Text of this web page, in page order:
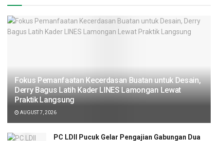
Fokus Pemanfaatan Kecerdasan Buatan untuk Desain,
Derry Bagus Latih Kader LINES Lamongan Lewat
Praktik Langsung
AUGUST 7, 2026
PC LDII Pucuk Gelar Pengajian Gabungan Dua